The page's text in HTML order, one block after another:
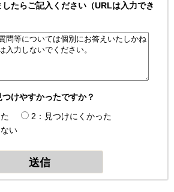
たらご記入ください（URLは入力でき
けやすかったですか？
2：見つけにくかった
い